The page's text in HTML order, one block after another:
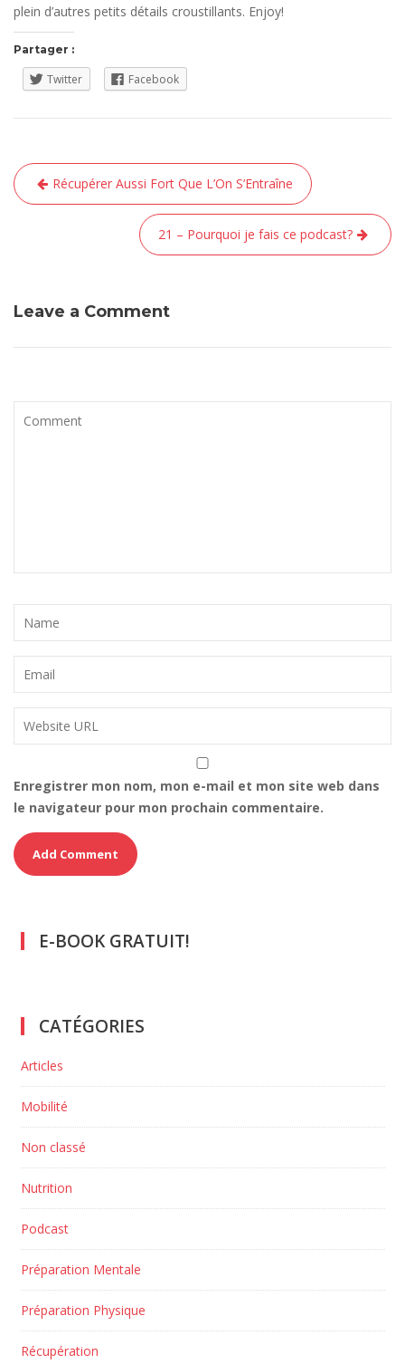
plein d’autres petits détails croustillants. Enjoy!
Partager :
Twitter Facebook
Navigation
de
Récupérer Aussi Fort Que L’On S’Entraîne
21 – Pourquoi je fais ce podcast?
Leave a Comment
Enregistrer mon nom, mon e-mail et mon site web dans
le navigateur pour mon prochain commentaire.
E-BOOK GRATUIT!
CATÉGORIES
Articles
Mobilité
Non classé
Nutrition
Podcast
Préparation Mentale
Préparation Physique
Récupération